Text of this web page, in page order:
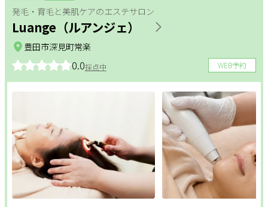
発毛・育毛と美肌ケアのエステサロン
Luange（ルアンジェ）
WEB予約
0.0採点中
豊田市深見町常楽